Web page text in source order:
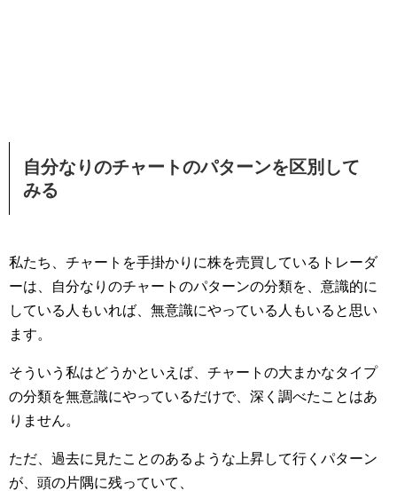
自分なりのチャートのパターンを区別して
みる
私たち、チャートを手掛かりに株を売買しているトレーダ
ーは、自分なりのチャートのパターンの分類を、意識的に
している人もいれば、無意識にやっている人もいると思い
ます。
そういう私はどうかといえば、チャートの大まかなタイプ
の分類を無意識にやっているだけで、深く調べたことはあ
りません。
ただ、過去に見たことのあるような上昇して行くパターン
が、頭の片隅に残っていて、